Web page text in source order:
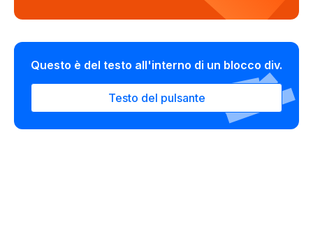
Questo è del testo all'interno di un blocco div.
Testo del pulsante